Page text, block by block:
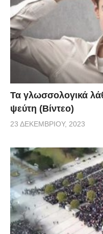
Τα γλωσσολογικά
ψεύτη (Βίντεο)
23 ΔΕΚΕΜΒΡΊΟΥ, 2023